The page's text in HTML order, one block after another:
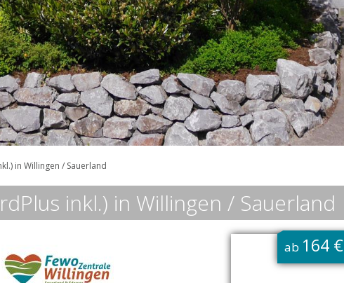
in Willingen / Sauerland
inkl.) in Willingen / Sauerland
ab 164 €